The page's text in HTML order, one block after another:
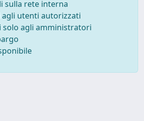
sulla rete interna
utenti autorizzati
solo agli amministratori